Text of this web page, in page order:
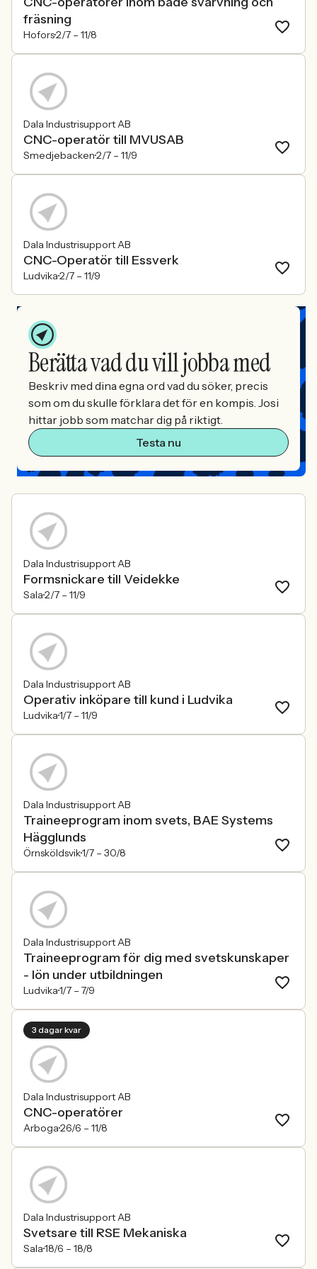
fräsning
Hofors2/7 – 11/8
Dala Industrisupport AB
CNC-operatör till MVUSAB
Smedjebacken2/7 – 11/9
Dala Industrisupport AB
CNC-Operatör till Essverk
Ludvika2/7 – 11/9
Berätta vad du vill jobba med
Beskriv med dina egna ord vad du söker, precis
som om du skulle förklara det för en kompis. Josi
hittar jobb som matchar dig på riktigt.
Testa nu
Dala Industrisupport AB
Formsnickare till Veidekke
Sala2/7 – 11/9
Dala Industrisupport AB
Operativ inköpare till kund i Ludvika
Ludvika1/7 – 11/9
Dala Industrisupport AB
Traineeprogram inom svets, BAE Systems
Hägglunds
Örnsköldsvik1/7 – 30/8
Dala Industrisupport AB
Traineeprogram för dig med svetskunskaper
- lön under utbildningen
Ludvika1/7 – 7/9
3 dagar kvar
Dala Industrisupport AB
CNC-operatörer
Arboga26/6 – 11/8
Dala Industrisupport AB
Svetsare till RSE Mekaniska
Sala18/6 – 18/8